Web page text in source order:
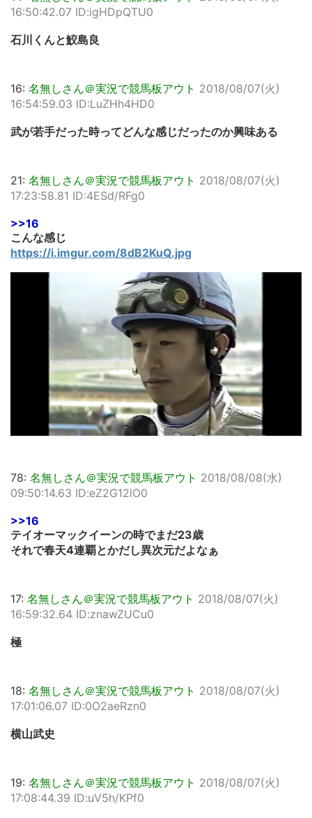
16:50:42.07 ID:igHDpQTU0
石川くんと鮫島良
16: 名無しさん＠実況で競馬板アウト 2018/08/07(火)
16:54:59.03 ID:LuZHh4HD0
武が若手だった時ってどんな感じだったのか興味ある
21: 名無しさん＠実況で競馬板アウト 2018/08/07(火)
17:23:58.81 ID:4ESd/RFg0
>>16
こんな感じ
https://i.imgur.com/8dB2KuQ.jpg
78: 名無しさん＠実況で競馬板アウト 2018/08/08(水)
09:50:14.63 ID:eZ2G12lO0
>>16
テイオーマックイーンの時でまだ23歳
それで春天4連覇とかだし異次元だよなぁ
17: 名無しさん＠実況で競馬板アウト 2018/08/07(火)
16:59:32.64 ID:znawZUCu0
極
18: 名無しさん＠実況で競馬板アウト 2018/08/07(火)
17:01:06.07 ID:0O2aeRzn0
横山武史
19: 名無しさん＠実況で競馬板アウト 2018/08/07(火)
17:08:44.39 ID:uV5h/KPf0